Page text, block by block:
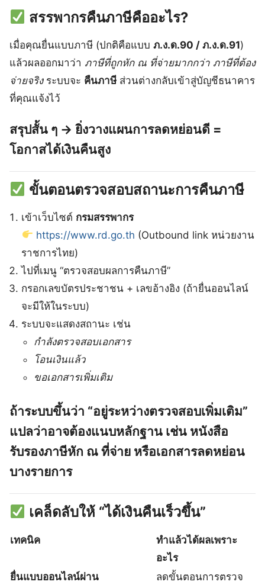
สรรพากรคืนภาษีคืออะไร?
เมื่อคุณยื่นแบบภาษี (ปกติคือแบบ ภ.ง.ด.90 / ภ.ง.ด.91)
แล้วผลออกมาว่า ภาษีที่ถูกหัก ณ ที่จ่ายมากกว่า ภาษีที่ต้อง
จ่ายจริงระบบจะ คืนภาษี ส่วนต่างกลับเข้าสู่บัญชีธนาคาร
ที่คุณแจ้งไว้
สรุปสั้น ๆ → ยิ่งวางแผนการลดหย่อนดี =
โอกาสได้เงินคืนสูง
ขั้นตอนตรวจสอบสถานะการคืนภาษี
เข้าเว็บไซต์ กรมสรรพากร
https://www.rd.go.th (Outbound link หน่วยงาน
ราชการไทย)
ไปที่เมนู “ตรวจสอบผลการคืนภาษี”
กรอกเลขบัตรประชาชน + เลขอ้างอิง (ถ้ายื่นออนไลน์
จะมีให้ในระบบ)
ระบบจะแสดงสถานะ เช่น
กำลังตรวจสอบเอกสาร
โอนเงินแล้ว
ขอเอกสารเพิ่มเติม
ถ้าระบบขึ้นว่า “อยู่ระหว่างตรวจสอบเพิ่มเติม”
แปลว่าอาจต้องแนบหลักฐาน เช่น หนังสือ
รับรองภาษีหัก ณ ที่จ่าย หรือเอกสารลดหย่อน
บางรายการ
เคล็ดลับให้ “ได้เงินคืนเร็วขึ้น”
เทคนิค
ทำแล้วได้ผลเพราะ
อะไร
ยื่นแบบออนไลน์ผ่าน
ลดขั้นตอนการตรวจ